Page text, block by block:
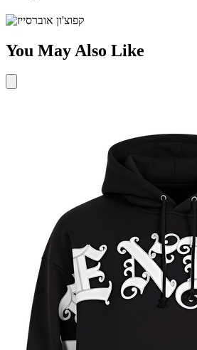
You May Also Like